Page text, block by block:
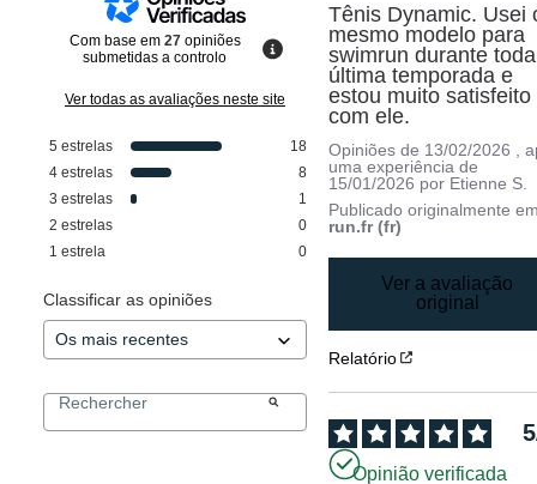
Com base em 27 opiniões
submetidas a controlo
Ver todas as avaliações neste site
5 estrelas
18
4 estrelas
8
3 estrelas
1
2 estrelas
0
1 estrela 0
Classificar as opiniões
Tênis Dynamic. Usei
mesmo modelo para
swimrun durante
última temporada e
estou muito satisfeito
com ele.
Opiniões de 13/02/2026
,
uma experiência de
15/01/2026 por Etienne S.
Publicado originalmente
run.fr (fr)
Ver a avaliação
original
Relatório
5
Opinião verificada